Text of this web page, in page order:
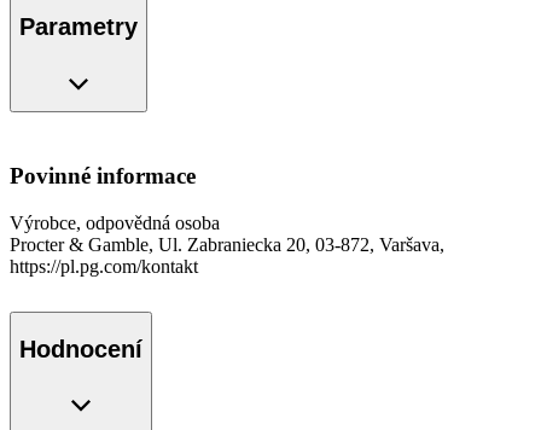
Parametry
Povinné informace
Výrobce, odpovědná osoba
Procter & Gamble, Ul. Zabraniecka 20, 03-872, Varšava,
https://pl.pg.com/kontakt
Hodnocení